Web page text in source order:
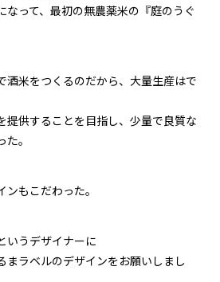
なって、最初の無農薬米の『庭のうぐ
酒米をつくるのだから、大量生産はで
提供することを目指し、少量で良質な
。
もこだわった。
いうデザイナーに
まラベルのデザインをお願いしまし